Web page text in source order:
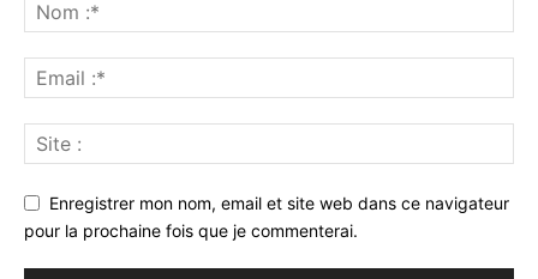
Enregistrer mon nom, email et site web dans ce navigateur
pour la prochaine fois que je commenterai.